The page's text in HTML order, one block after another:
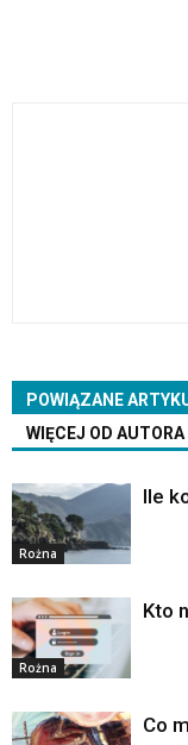
POWIĄZANE
WIĘCEJ OD AUTORA
Rożna
Ile
Rożna
Kto
Co